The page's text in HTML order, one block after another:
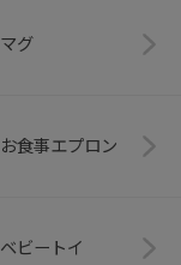
マグ
お食事エプロン
ベビートイ